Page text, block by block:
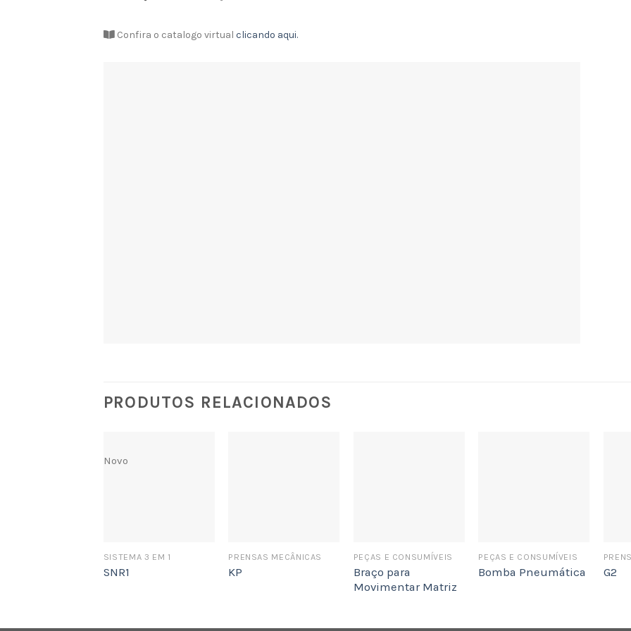
Confira o catalogo virtual clicando aqui.
PRODUTOS RELACIONADOS
Novo
SISTEMA 3 EM 1
SNR1
PRENSAS MECÂNICAS
KP
PEÇAS E CONSUMÍVEIS
Braço para
Movimentar Matriz
PEÇAS E CONSUMÍVEIS
Bomba Pneumática G2